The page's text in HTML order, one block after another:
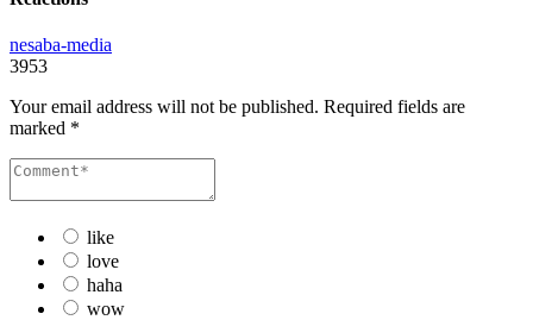
nesaba-media
3953
Your email address will not be published. Required fields are
marked *
like
love
haha
wow